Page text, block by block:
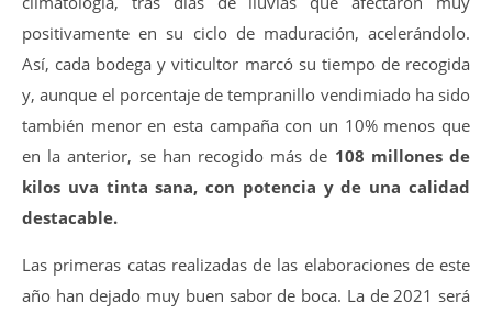
positivamente en su ciclo de maduración, acelerándolo.
Así, cada bodega y viticultor marcó su tiempo de recogida
y, aunque el porcentaje de tempranillo vendimiado ha sido
también menor en esta campaña con un 10% menos que
en la anterior, se han recogido más de 108 millones de
kilos uva tinta sana, con potencia y de una calidad
destacable.
Las primeras catas realizadas de las elaboraciones de este
año han dejado muy buen sabor de boca. La de 2021 será